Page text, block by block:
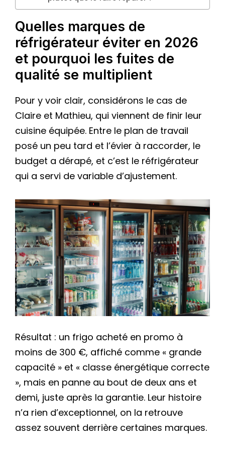
Quelles marques de
réfrigérateur éviter en 2026
et pourquoi les fuites de
qualité se multiplient
Pour y voir clair, considérons le cas de
Claire et Mathieu, qui viennent de finir leur
cuisine équipée. Entre le plan de travail
posé un peu tard et l’évier à raccorder, le
budget a dérapé, et c’est le réfrigérateur
qui a servi de variable d’ajustement.
Résultat : un frigo acheté en promo à
moins de 300 €, affiché comme « grande
capacité » et « classe énergétique correcte
», mais en panne au bout de deux ans et
demi, juste après la garantie. Leur histoire
n’a rien d’exceptionnel, on la retrouve
assez souvent derrière certaines marques.